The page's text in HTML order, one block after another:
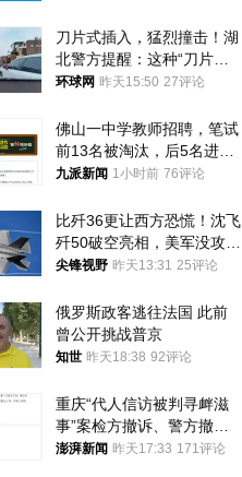
刀片式插入，猛烈撞击！湖
北警方提醒：这种“刀片超
车”，太危险了
环球网 昨天15:50 27评论
佛山一中学教师招聘，笔试
前13名被淘汰，后5名进体
检，被疑萝卜岗，官方通
九派新闻 1小时前 76评论
比歼36更让西方恐慌！沈飞
歼50破空亮相，美军没攻克
的技术被拿下
尖锋视野 昨天13:31 25评论
俄罗斯政客逃往法国 此前
曾公开挑战普京
知世 昨天18:38 92评论
重庆“代人信访被判寻衅滋
事”案检方撤诉、警方撤
案，两被告人获国赔
澎湃新闻 昨天17:33 171评论